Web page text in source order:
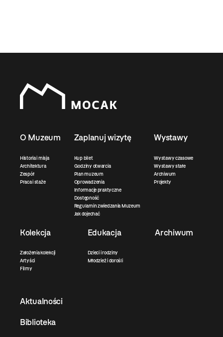
O Muzeum
Historia i misja
Architektura
Zespół
Praca i staże
Zaplanuj wizytę
Kup bilet
Godziny otwarcia
Plan muzeum
Oprowadzenia
Informacje praktyczne
Dostępność
Regulamin zwiedzania Muzeum
Jak dojechać
Wystawy
Wystawy czasowe
Wystawy stałe
Archiwum
Projekty
Kolekcja
Założenia kolekcji
Artyści
Filmy
Edukacja
Dzieci i rodziny
Młodzież i dorośli
Archiwum
Aktualności
Biblioteka